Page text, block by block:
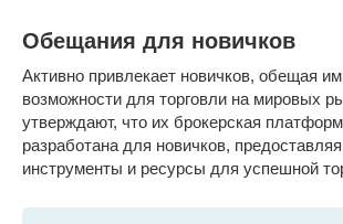
Обещания для новичков
Активно привлекает новичков, обещая
возможности для торговли на мировых
утверждают, что их брокерская
разработана для новичков,
инструменты и ресурсы для успешной